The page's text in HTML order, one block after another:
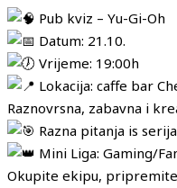
Pub kviz – Yu-Gi-Oh
Datum: 21.10.
Vrijeme: 19:00h
Lokacija: caffe bar
Raznovrsna, zabavna i
Razna pitanja is
Mini Liga: Gaming/
Okupite ekipu,